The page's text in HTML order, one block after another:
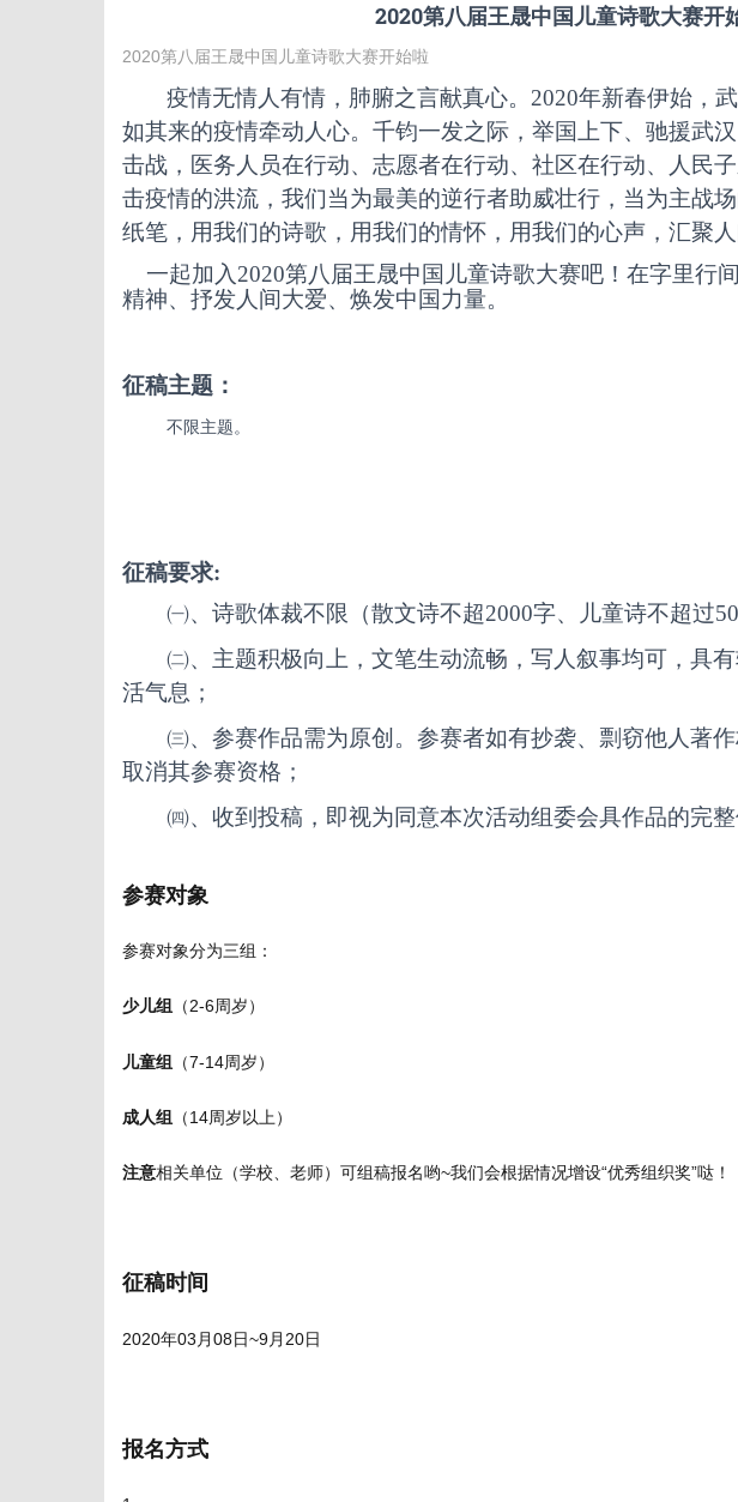
2020第八届王晟中国儿童诗歌大赛开
2020第八届王晟中国儿童诗歌大赛开始啦
疫情无情人有情，肺腑之言献真心。2020年新春伊始，
如其来的疫情牵动人心。千钧一发之际，举国上下、驰援武
击战，医务人员在行动、志愿者在行动、社区在行动、人民
击疫情的洪流，我们当为最美的逆行者助威壮行，当为主战
纸笔，用我们的诗歌，用我们的情怀，用我们的心声，汇聚人
一起加入2020第八届王晟中国儿童诗歌大赛吧！在字里行
精神、抒发人间大爱、焕发中国力量。
征稿主题：
不限主题。
征稿要求:
㈠、诗歌体裁不限（散文诗不超2000字、儿童诗不超过
㈡、主题积极向上，文笔生动流畅，写人叙事均可，具
活气息；
㈢、参赛作品需为原创。参赛者如有抄袭、剽窃他人著
取消其参赛资格；
㈣、收到投稿，即视为同意本次活动组委会具作品的完整
参赛对象
参赛对象分为三组：
少儿组 （2-6周岁）
儿童组 （7-14周岁）
成人组 （14周岁以上）
注意相关单位（学校、老师）可组稿报名哟~我们会根据情况增设“优秀组织奖”哒！
征稿时间
2020年03月08日~9月20日
报名方式